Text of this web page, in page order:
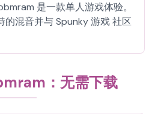
是一款单人游戏体验。
的混音并与 Spunky 游戏 社区
：无需下载